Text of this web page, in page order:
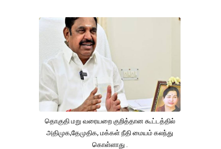
தொகுதி மறு வரையறை குறித்தான கூட்டத்தில்
அதிமுக,தேமுதிக, மக்கள் நீதி மையம் கலந்து
கொள்ளாது .